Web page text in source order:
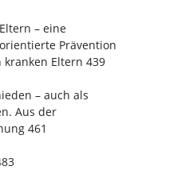
– eine
Prävention
Eltern 439
– auch als
Aus der
461